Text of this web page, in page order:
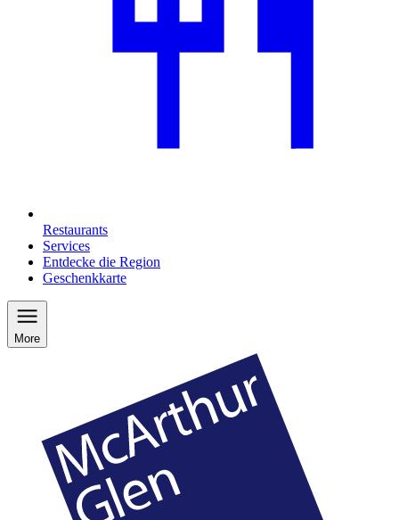
Restaurants
Services
Entdecke die Region
Geschenkkarte
More